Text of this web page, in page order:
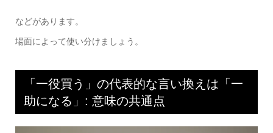
などがあります。
場面によって使い分けましょう。
「一役買う」の代表的な言い換えは「一
助になる」: 意味の共通点